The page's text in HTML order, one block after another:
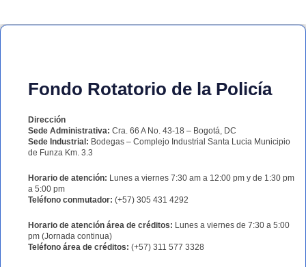
Fondo Rotatorio de la Policía
Dirección
Sede Administrativa: Cra. 66 A No. 43-18 – Bogotá, DC
Sede Industrial: Bodegas – Complejo Industrial Santa Lucia Municipio
de Funza Km. 3.3
Horario de atención: Lunes a viernes 7:30 am a 12:00 pm y de 1:30 pm
a 5:00 pm
Teléfono conmutador: (+57) 305 431 4292
Horario de atención área de créditos: Lunes a viernes de 7:30 a 5:00
pm (Jornada continua)
Teléfono área de créditos: (+57) 311 577 3328